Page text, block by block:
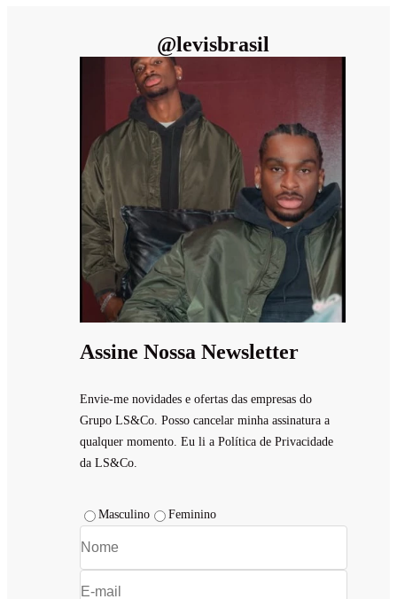
@levisbrasil
Assine Nossa Newsletter
Envie-me novidades e ofertas das empresas do
Grupo LS&Co. Posso cancelar minha assinatura a
qualquer momento. Eu li a Política de Privacidade
da LS&Co.
Masculino Feminino